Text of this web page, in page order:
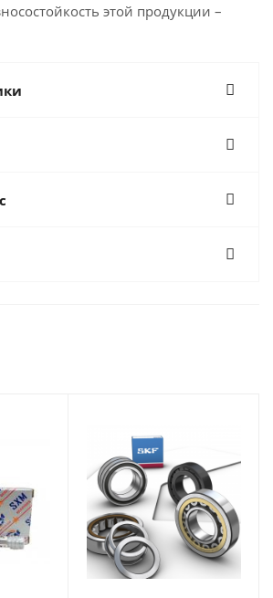
этой продукции –